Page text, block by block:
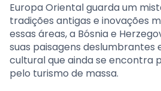
Europa Oriental guarda um
tradições antigas e inovações
essas áreas, a Bósnia e
suas paisagens deslumbrantes
cultural que ainda se encontra
pelo turismo de massa.